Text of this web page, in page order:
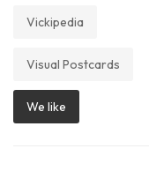
Vickipedia
Visual Postcards
We like